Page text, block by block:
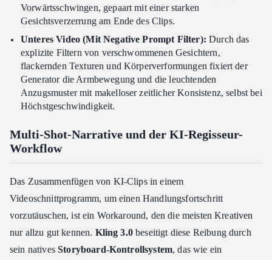
Vorwärtsschwingen, gepaart mit einer starken
Gesichtsverzerrung am Ende des Clips.
Unteres Video (Mit Negative Prompt Filter): Durch das
explizite Filtern von verschwommenen Gesichtern,
flackernden Texturen und Körperverformungen fixiert der
Generator die Armbewegung und die leuchtenden
Anzugsmuster mit makelloser zeitlicher Konsistenz, selbst bei
Höchstgeschwindigkeit.
Multi-Shot-Narrative und der KI-Regisseur-
Workflow
Das Zusammenfügen von KI-Clips in einem
Videoschnittprogramm, um einen Handlungsfortschritt
vorzutäuschen, ist ein Workaround, den die meisten Kreativen
nur allzu gut kennen. Kling 3.0beseitigt diese Reibung durch
sein nativesStoryboard-Kontrollsystem, das wie ein